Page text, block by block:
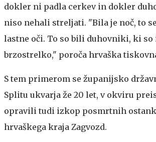
dokler ni padla cerkev in dokler
niso nehali streljati. "Bila je noč, to
lastne oči. To so bili duhovniki, ki so
brzostrelko," poroča hrvaška
S tem primerom se županijsko
Splitu ukvarja že 20 let, v okviru
opravili tudi izkop posmrtnih
hrvaškega kraja Zagvozd.